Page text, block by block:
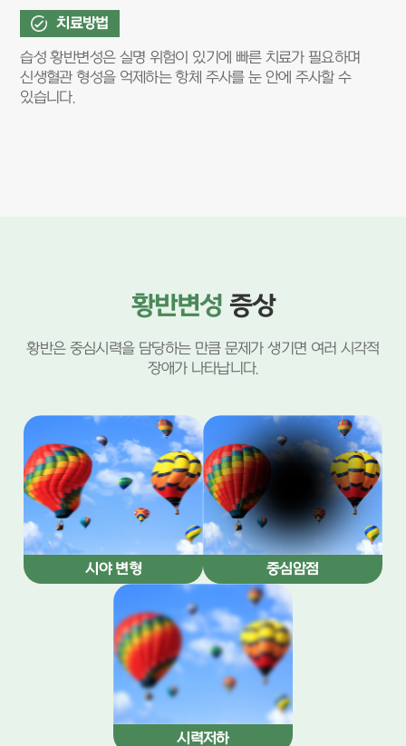
치료방법
습성 황반변성은 실명 위험이 있기에 빠른 치료가 필요하며
신생혈관 형성을 억제하는 항체 주사를 눈 안에 주사할 수
있습니다.
황반변성증상
황반은 중심시력을 담당하는 만큼 문제가 생기면 여러 시각적
장애가 나타납니다.
시야 변형 중심암점
시력저하